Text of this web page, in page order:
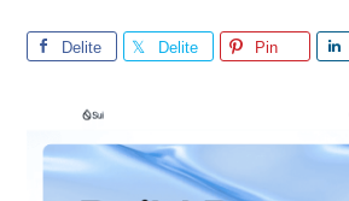
Delite Delite Pin